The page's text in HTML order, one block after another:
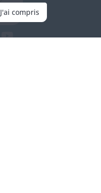
J'ai compris